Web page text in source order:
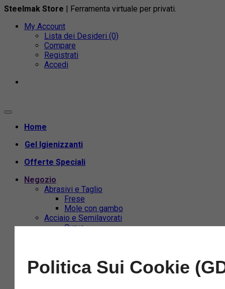
Steelmak Store | Ferramenta virtuale per privati.
My Account
Lista dei Desideri (0)
Compare
Registrati
Accedi
Home
Gel Igienizzanti
Offerte Speciali
Negozio
Abrasivi e Taglio
Frese
Mole con gambo
Acciaio e Semilavorati
Curve
Guanti
Maschere e Mascherine
Politica Sui Cookie